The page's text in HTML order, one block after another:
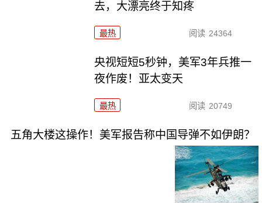
去，大漂亮终于知疼
最热 阅读 24364
央视短短5秒钟，美军3年兵推一
夜作废！亚太变天
最热 阅读 20749
五角大楼这操作！美军报告称中国导弹不如伊朗？